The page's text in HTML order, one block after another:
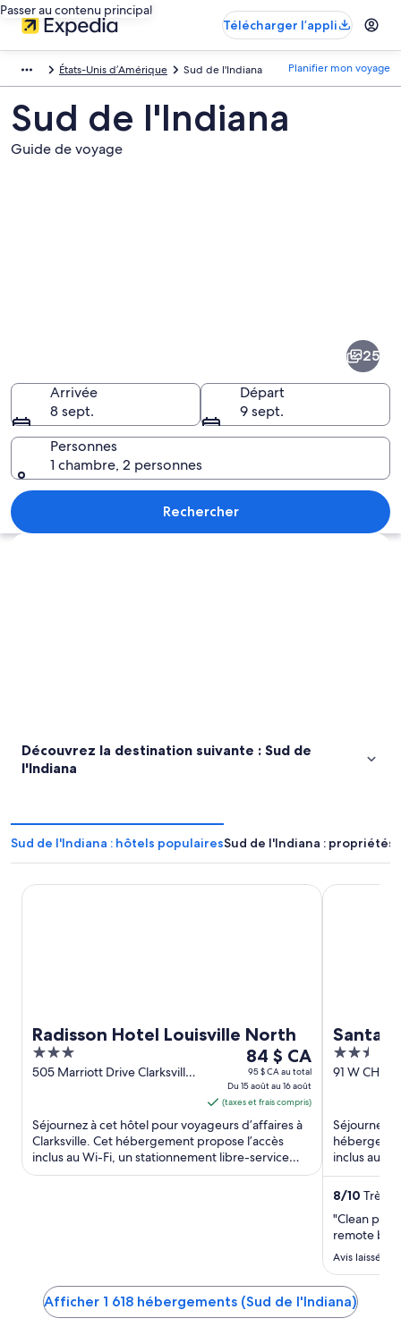
Passer au contenu principal
Télécharger l’appli
États-Unis d’Amérique Sud de l'Indiana Planifier mon voyage
Sud de l'Indiana
Guide de voyage
suivante :
Sud
de
l'Indiana
Un bâtiment moderne en verre, doté
25
Arrivée
8 sept.
Départ
9 sept.
Personnes
1 chambre, 2 personnes
Rechercher
Explorer la carte
Découvrez la destination suivante : Sud de
l'Indiana
Sud de l'Indiana : hôtels populairesSud de l'Indiana : propriétés
Radisson Hotel Louisville North
3
out
505 Marriott Drive Clarksville
Le
prix
est
de 84 $ CA
par
nuit
du 15
84 $ CA
95 $ CA au total
Du 15 août au 16 août
(taxes et frais compris)
Séjournez à cet hôtel pour voyageurs d’affaires à
Clarksville. Cet hébergement propose l’accès
inclus au Wi-Fi, un stationnement libre-service
gratuit et une ...
Radisson Hotel Louisville North
Santas
2.5
out
91 W
Séjournez
inclus au
gratuit.
8/10 Très
"Clean pool
remote
Avis laissé le
Santas
Afficher 1 618 hébergements (Sud de l'Indiana)